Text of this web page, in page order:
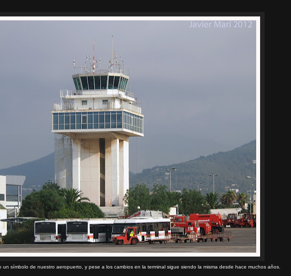
símbolo de nuestro aeropuerto, y pese a los cambios en la terminal sigue siendo la misma desde hace muchos años.